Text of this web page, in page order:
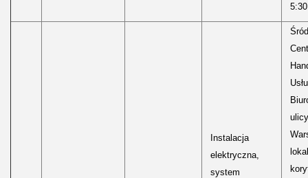
Instalacja
elektryczna,
system
ulicy